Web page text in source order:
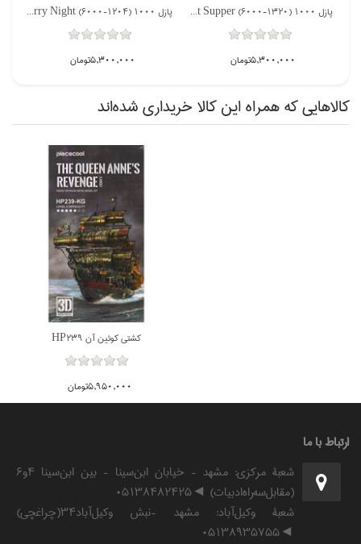
پازل 1000 The Starry Night (6000-1204)
5,300,000تومان
پازل 1000 The Last Supper (6000-1320)
5,300,000تومان
كالاهايي كه همراه اين كالا خريداري شده‌اند
كشتي كوئين آن HP239
5,950,000تومان
ناموجود
ارتباط با ما
شعبۀ مرکزی: مشهد - خیابان ابن‌سینا - بین ابن‌سینا ۴و۶
(مقابل‌سه‌راه‌ادبیات) ◄۰۵۱۳۸۴۸۲۴۲۵
شعبۀ وکیل‌آباد: مشهد -نبش وکیل‌آباد۳۴(چراغچی)
◄۰۵۱۳۸۹۳۵۷۵۵